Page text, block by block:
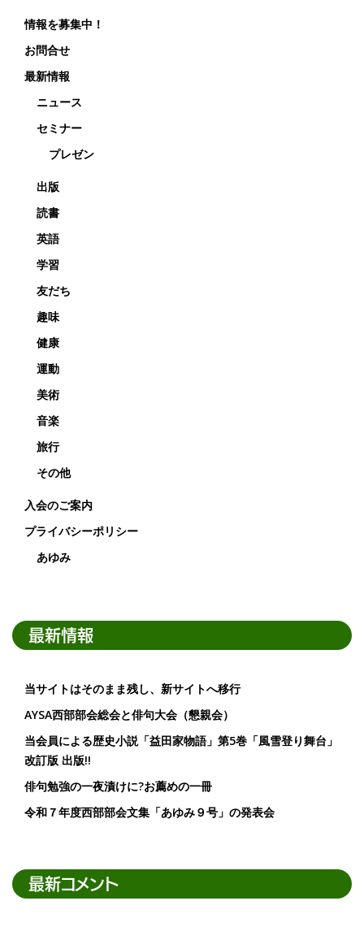
情報を募集中！
お問合せ
最新情報
ニュース
セミナー
プレゼン
出版
読書
英語
学習
友だち
趣味
健康
運動
美術
音楽
旅行
その他
入会のご案内
プライバシーポリシー
あゆみ
最新情報
当サイトはそのまま残し、新サイトへ移行
AYSA西部部会総会と俳句大会（懇親会）
当会員による歴史小説「益田家物語」第5巻「風雪登り舞台」
改訂版 出版!!
俳句勉強の一夜漬けに?お薦めの一冊
令和７年度西部部会文集「あゆみ９号」の発表会
最新コメント